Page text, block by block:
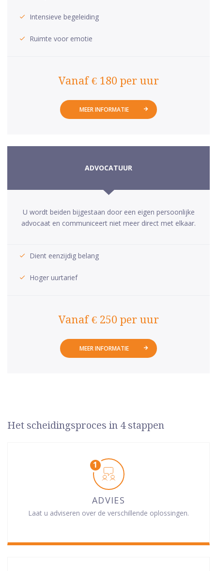
Intensieve begeleiding
Ruimte voor emotie
Vanaf € 180 per uur
MEER INFORMATIE
ADVOCATUUR
U wordt beiden bijgestaan door een eigen persoonlijke
advocaat en communiceert niet meer direct met elkaar.
Dient eenzijdig belang
Hoger uurtarief
Vanaf € 250 per uur
MEER INFORMATIE
Het scheidingsproces in 4 stappen
ADVIES
Laat u adviseren over de verschillende oplossingen.